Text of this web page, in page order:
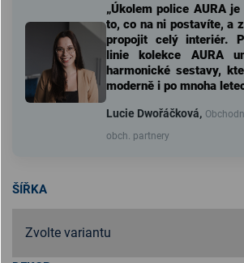
„Úkolem police AURA
to, co na ni postavíte, a
propojit celý interiér.
linie kolekce AURA
harmonické sestavy,
moderně i po mnoha
Lucie Dwořáčková,
obch. partnery
ŠÍŘKA